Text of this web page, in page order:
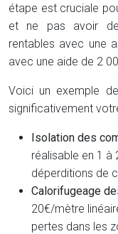
étape est cruciale
et ne pas avoir de
rentables avec une
avec une aide de 2
Voici un exemple
significativement
Isolation des
réalisable en 1 à
déperditions de
Calorifugeage
20€/mètre
pertes dans les